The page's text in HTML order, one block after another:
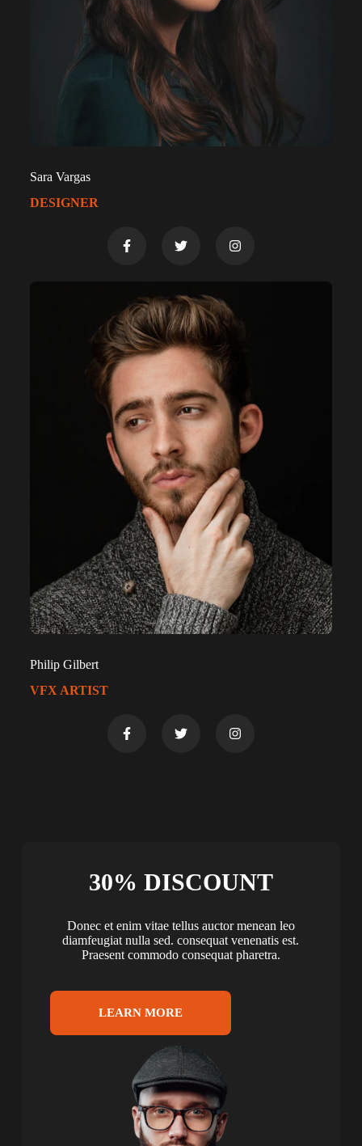
Sara Vargas
DESIGNER
Philip Gilbert
VFX ARTIST
30% DISCOUNT
Donec et enim vitae tellus auctor menean leo
diamfeugiat nulla sed. consequat venenatis est.
Praesent commodo consequat pharetra.
LEARN MORE